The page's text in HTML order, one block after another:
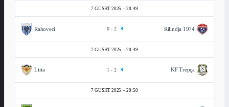
7 GUSHT 2025 20:49
Rahoveci Rilindja 1974
0 - 2
7 GUSHT 2025 20:49
Liria KF Trepça
1 - 2
7 GUSHT 2025 20:50